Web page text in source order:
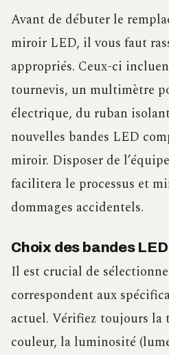
Avant de débuter le
miroir LED, il vous faut
appropriés. Ceux-ci
tournevis, un multimètre
électrique, du ruban
nouvelles bandes LED
miroir. Disposer de
facilitera le processus et
dommages accidentels.
Choix des bandes
Il est crucial de
correspondent aux
actuel. Vérifiez toujours la
couleur, la luminosité